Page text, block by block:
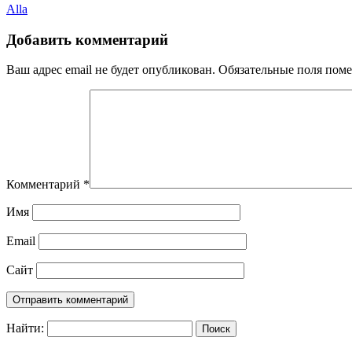
Alla
Добавить комментарий
Ваш адрес email не будет опубликован. Обязательные поля
Комментарий *
Имя
Email
Сайт
Найти: